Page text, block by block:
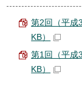
第2回（平成
KB）
第1回（平成
KB）